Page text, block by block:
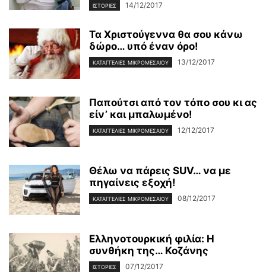
ΙΣΤΟΡΊΕΣ 14/12/2017
Τα Χριστούγεννα θα σου κάνω
δώρο… υπό έναν όρο!
ΚΑΤΑΓΓΕΛΊΕΣ ΜΙΚΡΟΜΕΣΑΊΟΥ 13/12/2017
Παπούτσι από τον τόπο σου κι ας
είν’ και μπαλωμένο!
ΚΑΤΑΓΓΕΛΊΕΣ ΜΙΚΡΟΜΕΣΑΊΟΥ 12/12/2017
Θέλω να πάρεις SUV… να με
πηγαίνεις εξοχή!
ΚΑΤΑΓΓΕΛΊΕΣ ΜΙΚΡΟΜΕΣΑΊΟΥ 08/12/2017
Ελληνοτουρκική φιλία: Η
συνθήκη της… Κοζάνης
ΙΣΤΟΡΊΕΣ 07/12/2017